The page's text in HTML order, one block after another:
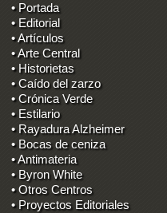
• Portada
• Editorial
• Artículos
• Arte Central
• Historietas
• Caído del zarzo
• Crónica Verde
• Estilario
• Rayadura Alzheimer
• Bocas de ceniza
• Antimateria
• Byron White
• Otros Centros
• Proyectos Editoriales